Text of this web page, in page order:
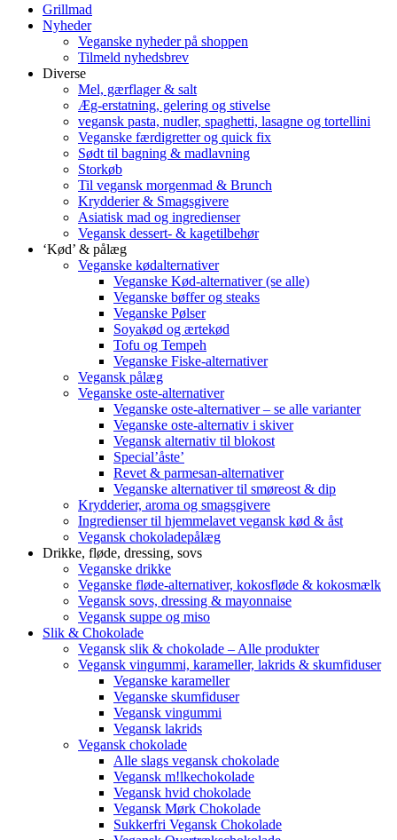
Grillmad
Nyheder
Veganske nyheder på shoppen
Tilmeld nyhedsbrev
Diverse
Mel, gærflager & salt
Æg-erstatning, gelering og stivelse
vegansk pasta, nudler, spaghetti, lasagne og tortellini
Veganske færdigretter og quick fix
Sødt til bagning & madlavning
Storkøb
Til vegansk morgenmad & Brunch
Krydderier & Smagsgivere
Asiatisk mad og ingredienser
Vegansk dessert- & kagetilbehør
‘Kød’ & pålæg
Veganske kødalternativer
Veganske Kød-alternativer (se alle)
Veganske bøffer og steaks
Veganske Pølser
Soyakød og ærtekød
Tofu og Tempeh
Veganske Fiske-alternativer
Vegansk pålæg
Veganske oste-alternativer
Veganske oste-alternativer – se alle varianter
Veganske oste-alternativ i skiver
Vegansk alternativ til blokost
Special’åste’
Revet & parmesan-alternativer
Veganske alternativer til smøreost & dip
Krydderier, aroma og smagsgivere
Ingredienser til hjemmelavet vegansk kød & åst
Vegansk chokoladepålæg
Drikke, fløde, dressing, sovs
Veganske drikke
Veganske fløde-alternativer, kokosfløde & kokosmælk
Vegansk sovs, dressing & mayonnaise
Vegansk suppe og miso
Slik & Chokolade
Vegansk slik & chokolade – Alle produkter
Vegansk vingummi, karameller, lakrids & skumfiduser
Veganske karameller
Veganske skumfiduser
Vegansk vingummi
Vegansk lakrids
Vegansk chokolade
Alle slags vegansk chokolade
Vegansk m!lkechokolade
Vegansk hvid chokolade
Vegansk Mørk Chokolade
Sukkerfri Vegansk Chokolade